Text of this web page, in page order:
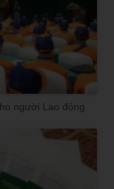
người Lao động